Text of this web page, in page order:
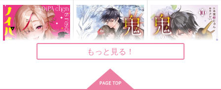
Red Captain DeadLin
e
3P-ThreePii-
（税込）
サテライト・ナイト
Green Ark
2,829円（税込）
サンプル
矜持と蜜
白庭ノ
もっと見る！